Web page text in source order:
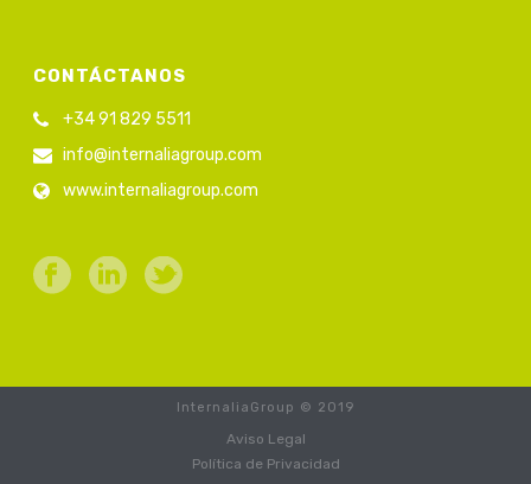
CONTÁCTANOS
+34 91 829 5511
info@internaliagroup.com
www.internaliagroup.com
InternaliaGroup © 2019
Aviso Legal
Política de Privacidad